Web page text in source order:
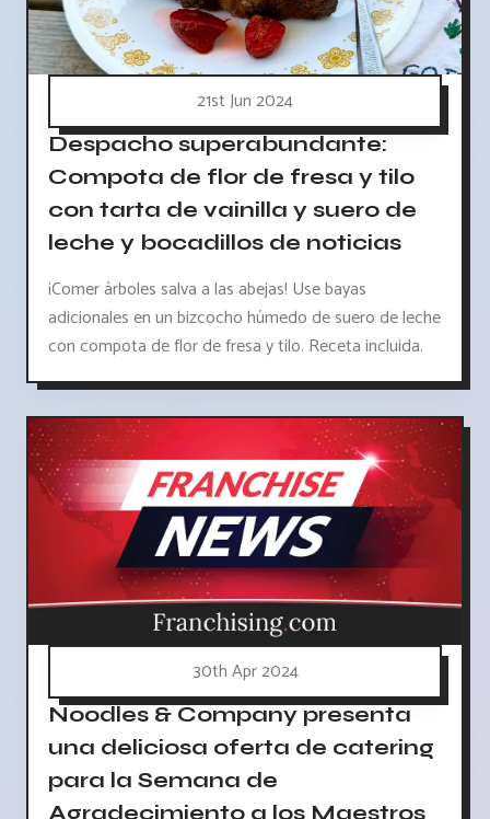
21st Jun 2024
Despacho superabundante:
Compota de flor de fresa y tilo
con tarta de vainilla y suero de
leche y bocadillos de noticias
¡Comer árboles salva a las abejas! Use bayas
adicionales en un bizcocho húmedo de suero de leche
con compota de flor de fresa y tilo. Receta incluida.
30th Apr 2024
Noodles & Company presenta
una deliciosa oferta de catering
para la Semana de
Agradecimiento a los Maestros